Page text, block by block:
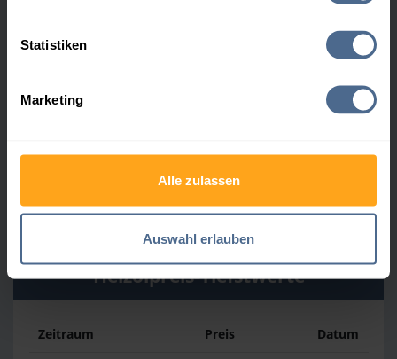
Statistiken
Marketing
Alle zulassen
Auswahl erlauben
Datum
Heizölpreis-Tiefstwerte
Zeitraum Preis Datum